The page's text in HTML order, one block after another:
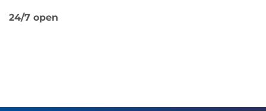
24/7 open